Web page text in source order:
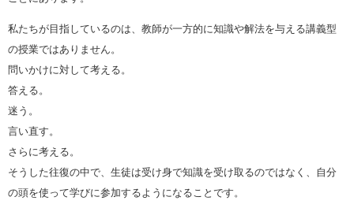
私たちが目指しているのは、教師が一方的に知識や解法を与える講義型
の授業ではありません。
問いかけに対して考える。
答える。
迷う。
言い直す。
さらに考える。
そうした往復の中で、生徒は受け身で知識を受け取るのではなく、自分
の頭を使って学びに参加するようになることです。